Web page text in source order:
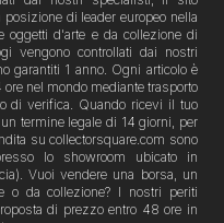
di leader europeo nella
oggetti d'arte e da collezione di
vengono controllati dai nostri
garantiti 1 anno. Ogni articolo è
nel mondo mediante trasporto
di verifica. Quando ricevi il tuo
termine legale di 14 giorni, per
su collectorsquare.com sono
lo showroom ubicato in
Vuoi vendere una borsa, un
o da collezione? I nostri periti
di prezzo entro 48 ore in